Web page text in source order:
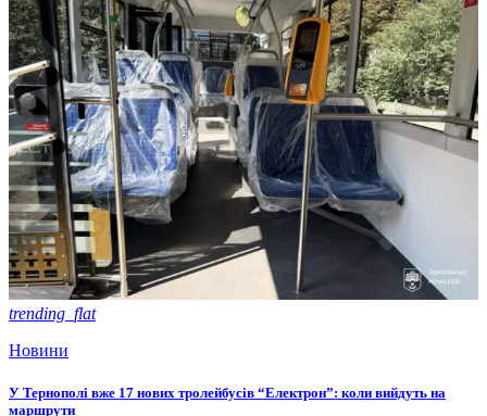
trending_flat
Новини
У Тернополі вже 17 нових тролейбусів “Електрон”: коли вийдуть на
маршрути